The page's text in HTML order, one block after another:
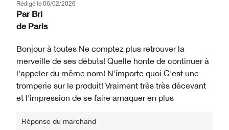
Rédigé le 06/02/2026
Par Bri
de Paris
Bonjour à toutes Ne comptez plus retrouver la
merveille de ses débuts! Quelle honte de continuer à
l'appeler du même nom! N'importe quoi C'est une
tromperie sur le produit! Vraiment très très décevant
et l'impression de se faire arnaquer en plus
Réponse du marchand